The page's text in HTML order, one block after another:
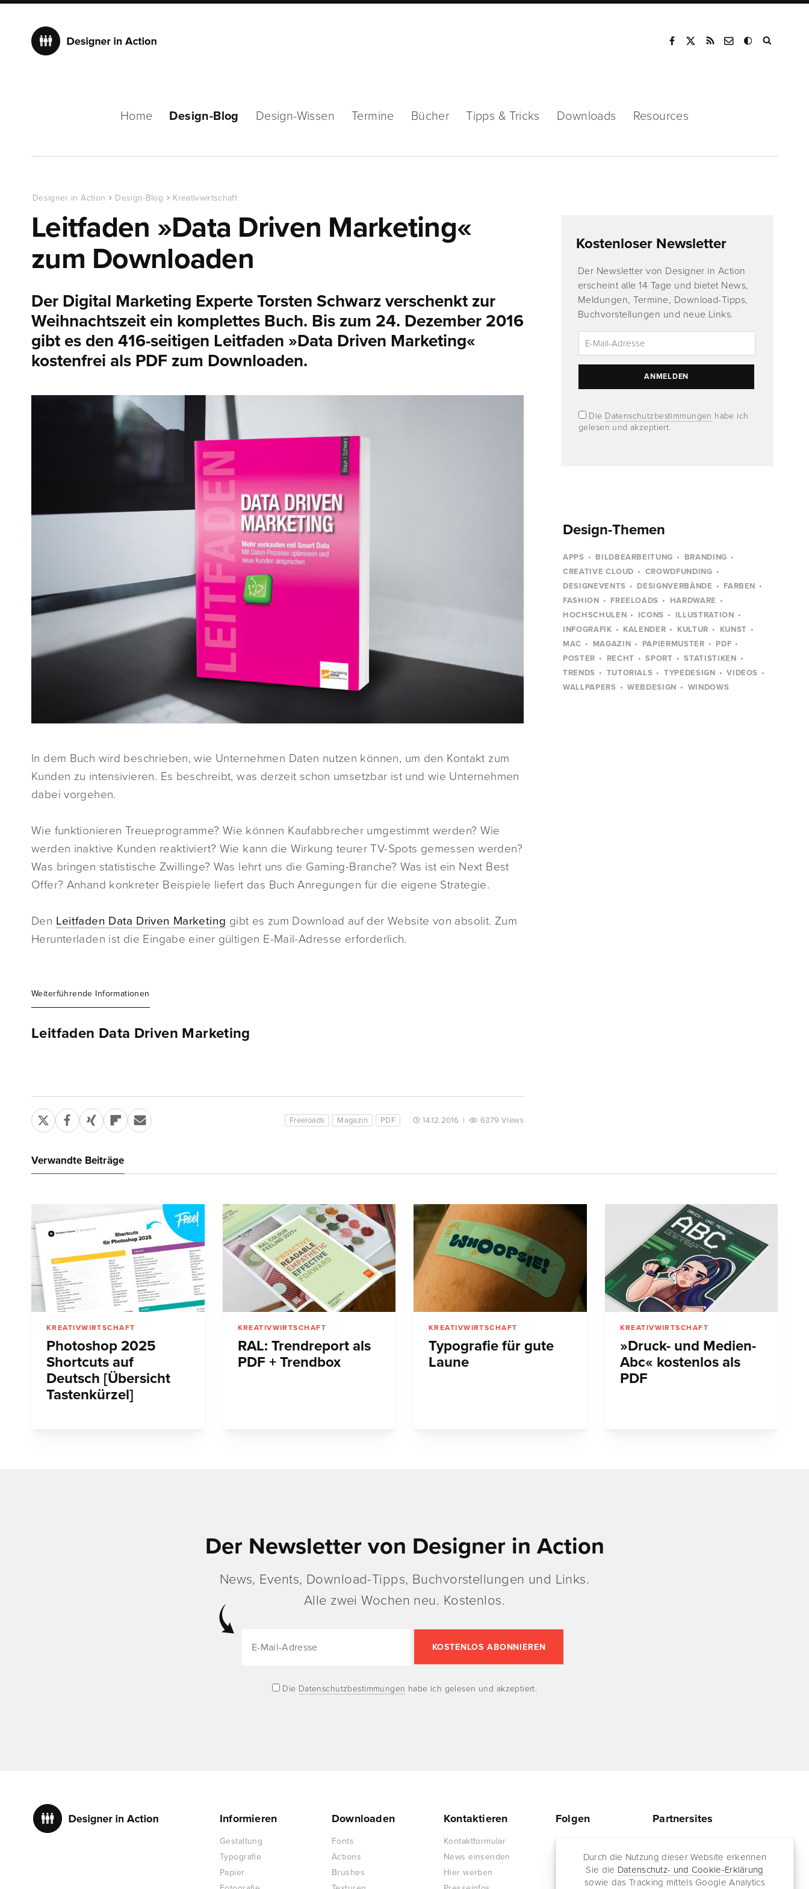
Durch die Nutzung dieser Website erkennen
Sie die Datenschutz- und Cookie-Erklärung
sowie das Tracking mittels Google Analytics
Home Design-Blog Design-Wissen Termine Bücher Tipps & Tricks Downloads Resources
Designer in Action Design-Blog Kreativwirtschaft
Leitfaden »Data Driven Marketing«
zum Downloaden
Der Digital Marketing Experte Torsten Schwarz verschenkt zur
Weihnachtszeit ein komplettes Buch. Bis zum 24. Dezember 2016
gibt es den 416-seitigen Leitfaden »Data Driven Marketing«
kostenfrei als PDF zum Downloaden.
In dem Buch wird beschrieben, wie Unternehmen Daten nutzen können, um den Kontakt zum
Kunden zu intensivieren. Es beschreibt, was derzeit schon umsetzbar ist und wie Unternehmen
dabei vorgehen.
Wie funktionieren Treueprogramme? Wie können Kaufabbrecher umgestimmt werden? Wie
werden inaktive Kunden reaktiviert? Wie kann die Wirkung teurer TV-Spots gemessen werden?
Was bringen statistische Zwillinge? Was lehrt uns die Gaming-Branche? Was ist ein Next Best
Offer? Anhand konkreter Beispiele liefert das Buch Anregungen für die eigene Strategie.
Den Leitfaden Data Driven Marketing gibt es zum Download auf der Website von absolit. Zum
Herunterladen ist die Eingabe einer gültigen E-Mail-Adresse erforderlich.
Weiterführende Informationen
Leitfaden Data Driven Marketing
Freeloads Magazin PDF 14.12.2016 | 6379 Views
Kostenloser Newsletter
Der Newsletter von Designer in Action
erscheint alle 14 Tage und bietet News,
Meldungen, Termine, Download-Tipps,
Buchvorstellungen und neue Links.
Die Datenschutzbestimmungen habe ich
gelesen und akzeptiert.
Design-Themen
APPS BILDBEARBEITUNG
BRANDING
CREATIVE CLOUD
CROWDFUNDING
DESIGNEVENTS
DESIGNVERBÄNDE
FARBEN
FASHION
FREELOADS
HARDWARE
HOCHSCHULEN
ICONS
ILLUSTRATION
INFOGRAFIK
KALENDER KULTUR
KUNST
MAC
MAGAZIN PAPIERMUSTER
PDF
POSTER
RECHT SPORT
STATISTIKEN
TRENDS
TUTORIALS TYPEDESIGN
VIDEOS
WALLPAPERS
WEBDESIGN WINDOWS
Verwandte Beiträge
KREATIVWIRTSCHAFT
Photoshop 2025
Shortcuts auf
Deutsch [Übersicht
Tastenkürzel]
KREATIVWIRTSCHAFT
RAL: Trendreport als
PDF + Trendbox
KREATIVWIRTSCHAFT
Typografie für gute
Laune
KREATIVWIRTSCHAFT
»Druck- und Medien-
Abc« kostenlos als
PDF
Der Newsletter von Designer in Action
News, Events, Download-Tipps, Buchvorstellungen und Links.
Alle zwei Wochen neu. Kostenlos.
Die Datenschutzbestimmungen habe ich gelesen und akzeptiert.
Informieren
Gestaltung
Typografie
Papier
Downloaden
Fonts
Actions
Brushes
Kontaktieren
Kontaktformular
News einsenden
Hier werben
Folgen
Facebook
RSS-Feed
Partnersites
Jazz for me